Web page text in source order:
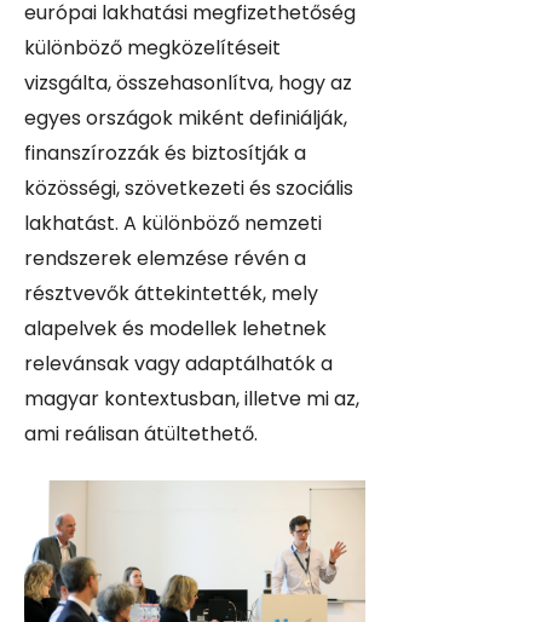
európai lakhatási megfizethetőség
különböző megközelítéseit
vizsgálta, összehasonlítva, hogy az
egyes országok miként definiálják,
finanszírozzák és biztosítják a
közösségi, szövetkezeti és szociális
lakhatást. A különböző nemzeti
rendszerek elemzése révén a
résztvevők áttekintették, mely
alapelvek és modellek lehetnek
relevánsak vagy adaptálhatók a
magyar kontextusban, illetve mi az,
ami reálisan átültethető.